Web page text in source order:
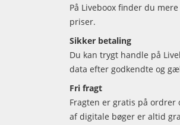
På Liveboox finder du
priser.
Sikker betaling
Du kan trygt handle på
data efter godkendte og
Fri fragt
Fragten er gratis på ordrer
af digitale bøger er altid